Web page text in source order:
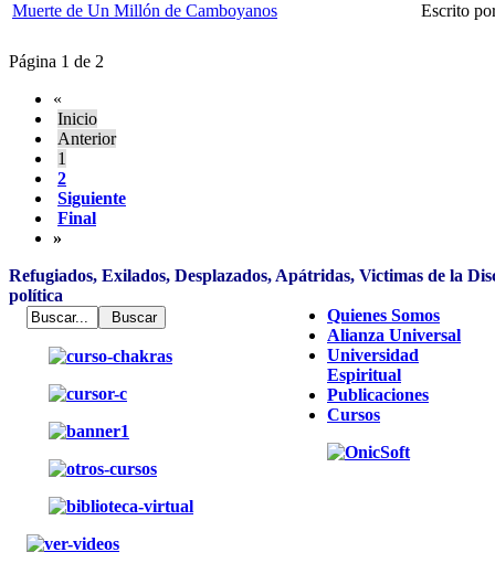
Muerte de Un Millón de Camboyanos Escrito
Página 1 de 2
«
Inicio
Anterior
1
2
Siguiente
Final
»
Refugiados, Exilados, Desplazados, Apátridas, Victimas de la
política
Quienes Somos
Alianza Universal
Universidad
Espiritual
Publicaciones
Cursos